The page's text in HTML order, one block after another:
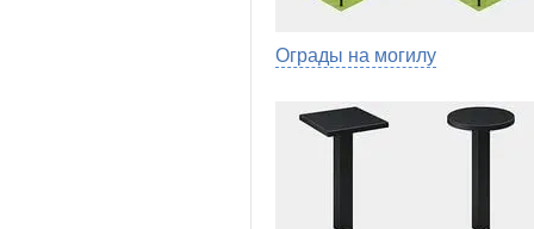
Ограды на могилу